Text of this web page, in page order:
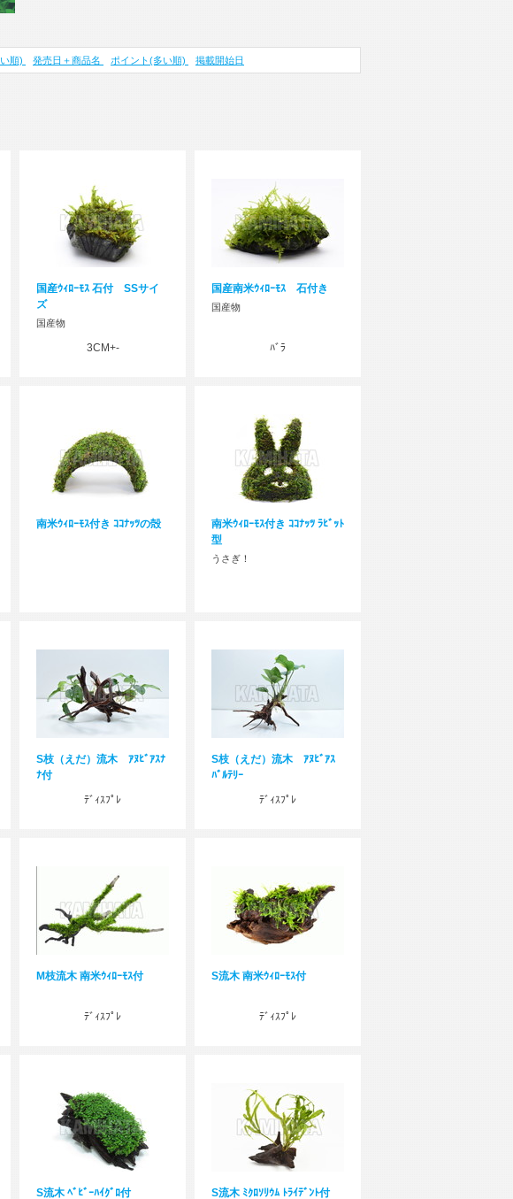
順) 発売日＋商品名 ポイント(多い順) 掲載開始日
国産ｳｨﾛｰﾓｽ 石付 SSサイ
ズ
国産物
3CM+-
国産南米ｳｨﾛｰﾓｽ 石付き
国産物
ﾊﾞﾗ
南米ｳｨﾛｰﾓｽ付き ｺｺﾅｯﾂの殻
南米ｳｨﾛｰﾓｽ付き ｺｺﾅｯﾂ ﾗﾋﾞｯﾄ
型
うさぎ！
S枝（えだ）流木 ｱﾇﾋﾞｱｽﾅ
ﾅ付
ﾃﾞｨｽﾌﾟﾚ
S枝（えだ）流木 ｱﾇﾋﾞｱｽ
ﾊﾞﾙﾃﾘｰ
ﾃﾞｨｽﾌﾟﾚ
M枝流木 南米ｳｨﾛｰﾓｽ付
ﾃﾞｨｽﾌﾟﾚ
S流木 南米ｳｨﾛｰﾓｽ付
ﾃﾞｨｽﾌﾟﾚ
S流木 ﾍﾞﾋﾞｰﾊｲｸﾞﾛ付
S流木 ﾐｸﾛｿﾘｳﾑ ﾄﾗｲﾃﾞﾝﾄ付